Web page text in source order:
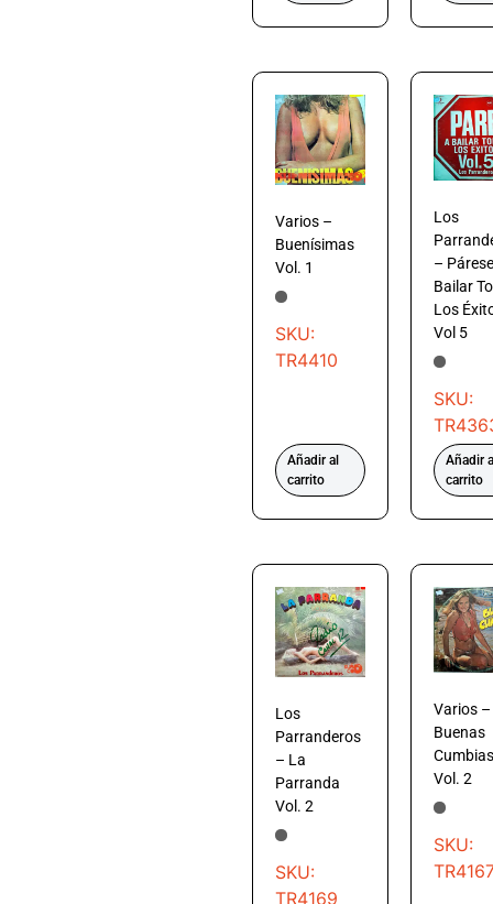
Varios –
Buenísimas
Vol. 1
SKU:
TR4410
Añadir al
carrito
Los
–
Bailar
Los
Vol 5
SKU:
Añadir
carrito
Los
Parranderos
– La
Parranda
Vol. 2
SKU:
TR4169
Varios –
Buenas
Cumbias
Vol. 2
SKU: